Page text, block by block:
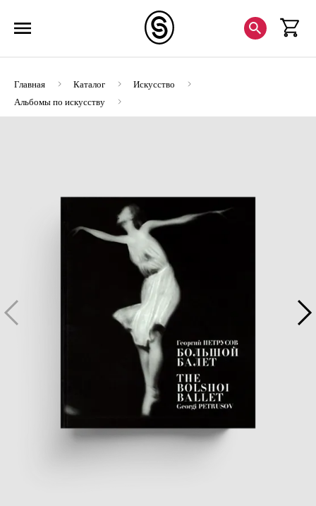
Главная Каталог
Искусство
Альбомы по искусству
Георгий Петрусов. Большой балет (!ЭВРИКА)